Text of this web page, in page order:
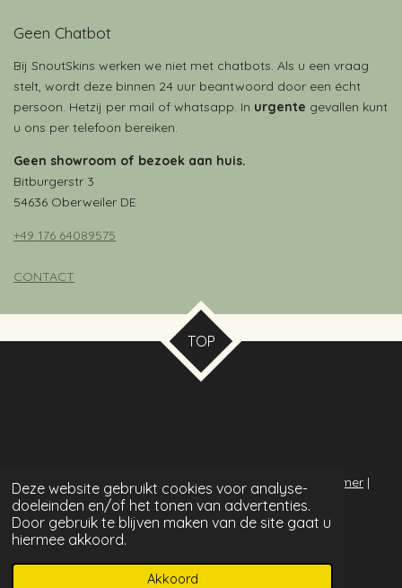
Deze website gebruikt cookies voor analyse-
doeleinden en/of het tonen van advertenties.
Door gebruik te blijven maken van de site gaat u
hiermee akkoord.
Akkoord
Geen Chatbot
Bij SnoutSkins werken we niet met chatbots. Als u een vraag
stelt, wordt deze binnen 24 uur beantwoord door een écht
persoon. Hetzij per mail of whatsapp. In urgente gevallen kunt
u ons per telefoon bereiken.
Geen showroom of bezoek aan huis.
Bitburgerstr 3
54636 Oberweiler DE
+49 176 64089575
CONTACT
TOP
© 2020 Solid4Dogs | design by Wilma | privacy | disclaimer |
FAQ|SummeRR& Collarfull Dogs| all rights reserved